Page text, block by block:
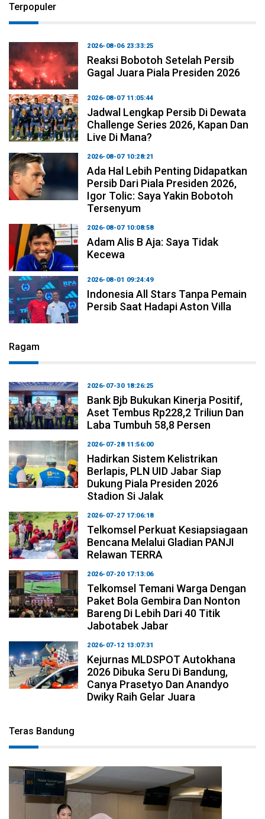
Terpopuler
2026-08-06 23:33:25
Reaksi Bobotoh Setelah Persib
Gagal Juara Piala Presiden 2026
2026-08-07 11:05:44
Jadwal Lengkap Persib Di Dewata
Challenge Series 2026, Kapan Dan
Live Di Mana?
2026-08-07 10:28:21
Ada Hal Lebih Penting Didapatkan
Persib Dari Piala Presiden 2026,
Igor Tolic: Saya Yakin Bobotoh
Tersenyum
2026-08-07 10:08:58
Adam Alis B Aja: Saya Tidak
Kecewa
2026-08-01 09:24:49
Indonesia All Stars Tanpa Pemain
Persib Saat Hadapi Aston Villa
Ragam
2026-07-30 18:26:25
Bank Bjb Bukukan Kinerja Positif,
Aset Tembus Rp228,2 Triliun Dan
Laba Tumbuh 58,8 Persen
2026-07-28 11:56:00
Hadirkan Sistem Kelistrikan
Berlapis, PLN UID Jabar Siap
Dukung Piala Presiden 2026
Stadion Si Jalak
2026-07-27 17:06:18
Telkomsel Perkuat Kesiapsiagaan
Bencana Melalui Gladian PANJI
Relawan TERRA
2026-07-20 17:13:06
Telkomsel Temani Warga Dengan
Paket Bola Gembira Dan Nonton
Bareng Di Lebih Dari 40 Titik
Jabotabek Jabar
2026-07-12 13:07:31
Kejurnas MLDSPOT Autokhana
2026 Dibuka Seru Di Bandung,
Canya Prasetyo Dan Anandyo
Dwiky Raih Gelar Juara
Teras Bandung